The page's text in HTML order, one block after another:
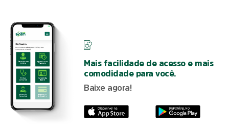
Mais facilidade de acesso e mais
comodidade para você.
Baixe agora!